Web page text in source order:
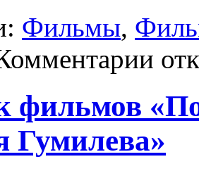
Фильмы,
фильмов
Гумилева»